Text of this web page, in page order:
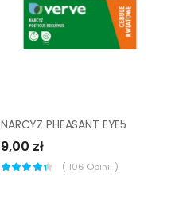
NARCYZ PHEASANT EYE5
9,00 zł
( 106 Opinii )